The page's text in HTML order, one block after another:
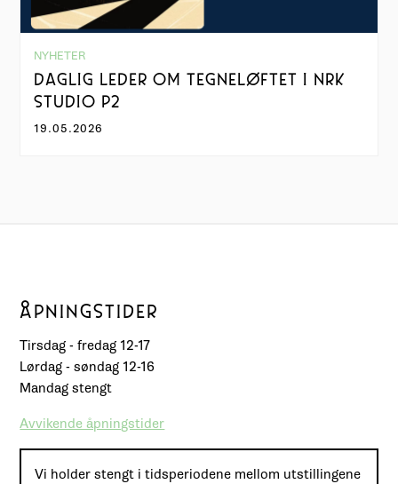
NYHETER
DAGLIG LEDER OM TEGNELØFTET I NRK
STUDIO P2
19.05.2026
ÅPNINGSTIDER
Tirsdag - fredag 12-17
Lørdag - søndag 12-16
Mandag stengt
Avvikende åpningstider
Vi holder stengt i tidsperiodene mellom utstillingene